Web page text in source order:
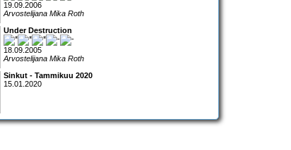
19.09.2006
Arvostelijana Mika Roth
Under Destruction
18.09.2005
Arvostelijana Mika Roth
Sinkut - Tammikuu 2020
15.01.2020